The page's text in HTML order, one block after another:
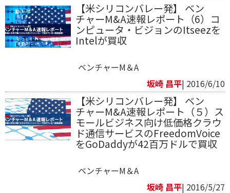
【米シリコンバレー発】 ベン
チャーM&A速報レポート（6）コ
ンピュータ・ビジョンのItseezを
Intelが買収
ベンチャーM＆A
坂崎 昌平| 2016/6/10
【米シリコンバレー発】 ベン
チャーM&A速報レポート（５）ス
モールビジネス向け低価格クラウ
ド通信サービスのFreedomVoice
をGoDaddyが42百万ドルで買収
ベンチャーM＆A
坂崎 昌平| 2016/5/27